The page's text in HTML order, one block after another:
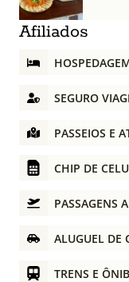
Afiliados
SEGURO
PASSEIOS E
CHIP DE
PASSAGENS
ALUGUEL DE
TRENS E